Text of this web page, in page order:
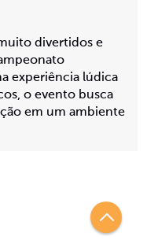
divertidos e
experiência lúdica
o evento busca
em um ambiente